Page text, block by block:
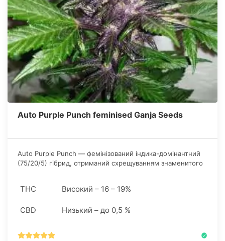
Auto Purple Punch feminised Ganja Seeds
Auto Purple Punch — фемінізований індика-домінантний
(75/20/5) гібрид, отриманий схрещуванням знаменитого
THC Високий – 16 – 19%
CBD Низький – до 0,5 %